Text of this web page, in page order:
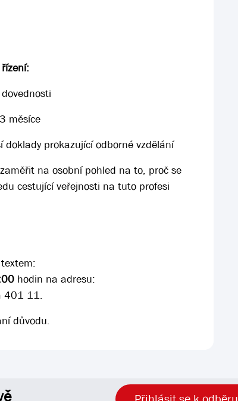
měsíce
prokazující odborné vzdělání
na osobní pohled na to, proč se
cestující veřejnosti na tuto profesi
hodin na adresu:
401 11.
důvodu.